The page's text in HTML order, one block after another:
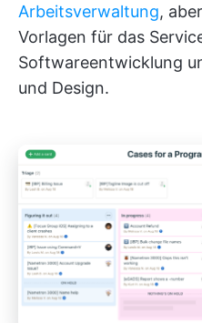
Arbeitsverwaltung,
Vorlagen für das
Softwareentwicklung
und Design.